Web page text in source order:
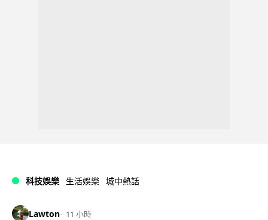
科技娛樂 生活娛樂 城中熱話
Lawton 11 小時